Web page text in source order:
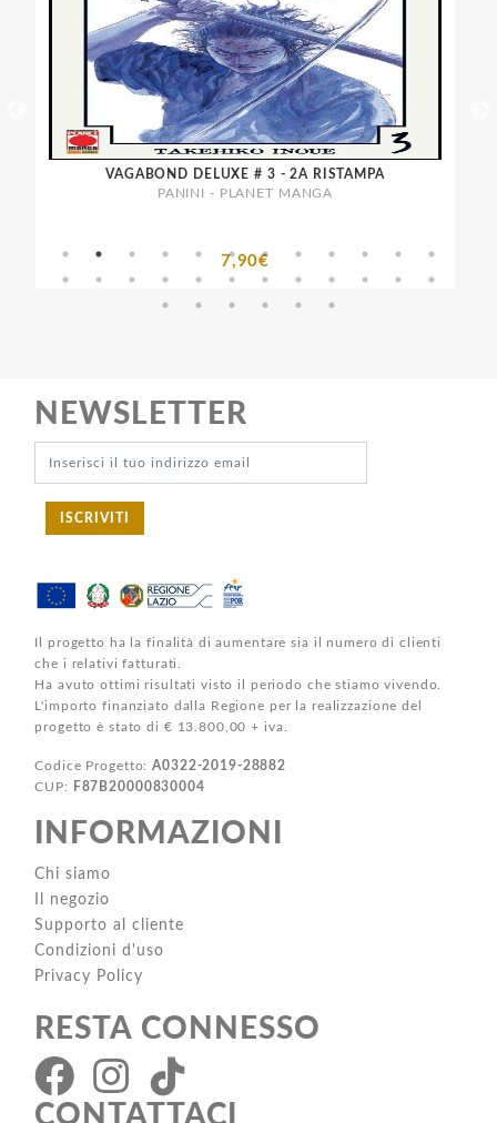
VAGABOND DELUXE # 3 - 2A RISTAMPA
PANINI - PLANET MANGA
7,90€
NEWSLETTER
ISCRIVITI
Il progetto ha la finalità di aumentare sia il numero di clienti
che i relativi fatturati.
Ha avuto ottimi risultati visto il periodo che stiamo vivendo.
L'importo finanziato dalla Regione per la realizzazione del
progetto è stato di € 13.800,00 + iva.
Codice Progetto:A0322-2019-28882
CUP:
F87B20000830004
INFORMAZIONI
Chi siamo
Il negozio
Supporto al cliente
Condizioni d'uso
Privacy Policy
RESTA CONNESSO
CONTATTACI